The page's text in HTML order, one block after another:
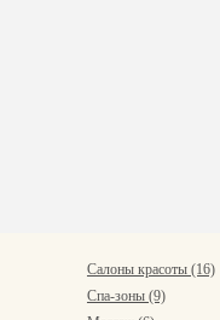
Салоны красоты (16)
Спа-зоны (9)